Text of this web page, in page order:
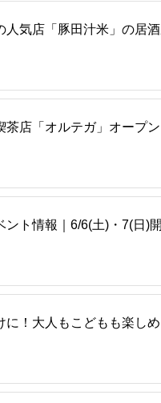
人気店「豚田汁米」の居
茶店「オルテガ」オープ
ント情報｜6/6(土)・7(日)
に！大人もこどもも楽し